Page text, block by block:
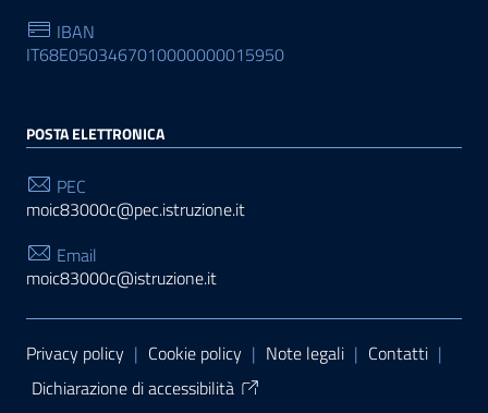
IBAN
IT68E0503467010000000015950
POSTA ELETTRONICA
PEC
moic83000c@pec.istruzione.it
Email
moic83000c@istruzione.it
Sezione Link Utili
Privacy policy | Cookie policy | Note legali | Contatti |
Dichiarazione di accessibilità